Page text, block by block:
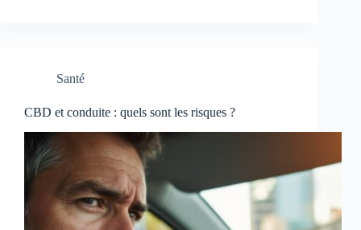
Santé
CBD et conduite : quels sont les risques ?